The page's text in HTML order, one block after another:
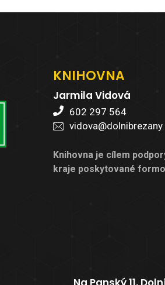
KNIHOVNA
Jarmila Vidová
602 297 564
Knihovna je cílem
kraje poskytované